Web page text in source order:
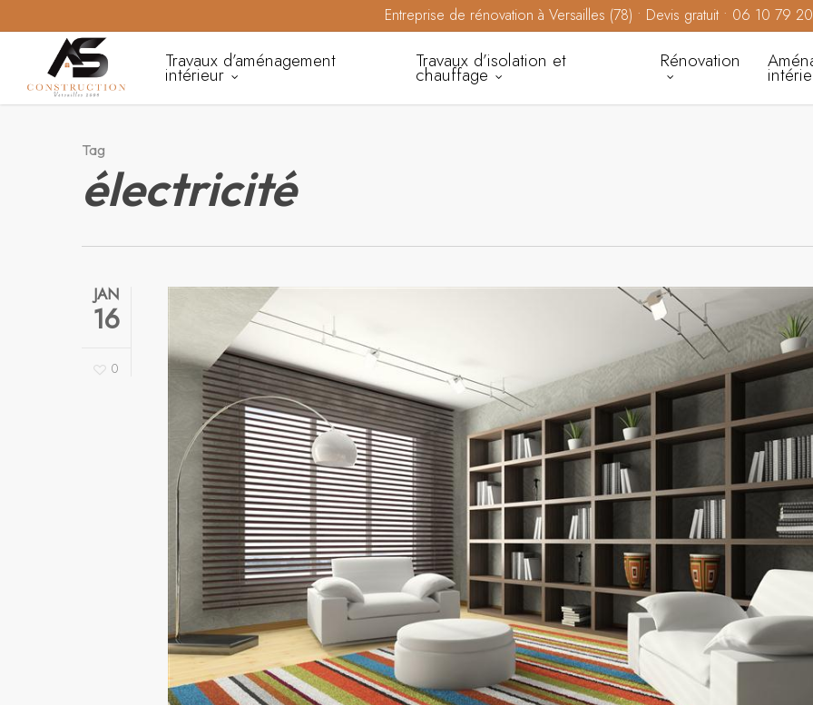
content
Entreprise de rénovation à Versailles (78) • Devis gratuit • 06 10 79
Travaux d’aménagement
intérieur
Travaux d’isolation et
chauffage
Rénovation
Tag
électricité
JAN
16
0